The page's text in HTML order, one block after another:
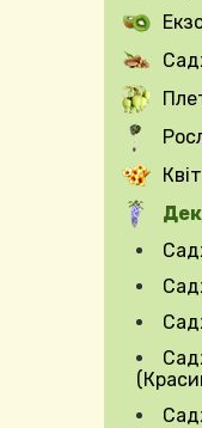
Expand
Expand
Expand
Expand
Expand